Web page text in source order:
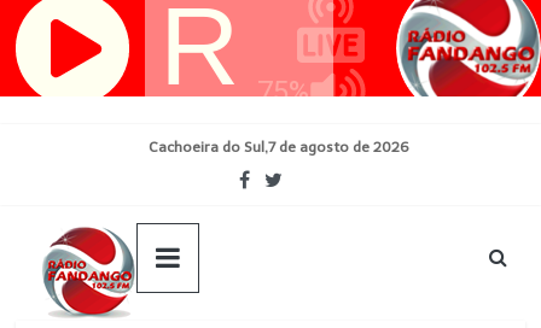
Pular
para
Cachoeira do Sul,7 de agosto de 2026